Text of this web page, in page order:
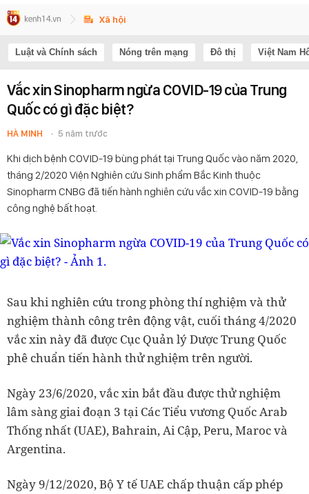
Xã hội
Luật và Chính sách Nóng trên mạng Đô thị Việt Nam
Vắc xin Sinopharm ngừa COVID-19 của Trung
Quốc có gì đặc biệt?
HÀ MINH 5 năm trước
Khi dịch bệnh COVID-19 bùng phát tại Trung Quốc vào năm 2020,
tháng 2/2020 Viện Nghiên cứu Sinh phẩm Bắc Kinh thuộc
Sinopharm CNBG đã tiến hành nghiên cứu vắc xin COVID-19 bằng
công nghệ bất hoạt.
Sau khi nghiên cứu trong phòng thí nghiệm và thử
nghiệm thành công trên động vật, cuối tháng 4/2020
vắc xin này đã được Cục Quản lý Dược Trung Quốc
phê chuẩn tiến hành thử nghiệm trên người.
Ngày 23/6/2020, vắc xin bắt đầu được thử nghiệm
lâm sàng giai đoạn 3 tại Các Tiểu vương Quốc Arab
Thống nhất (UAE), Bahrain, Ai Cập, Peru, Maroc và
Argentina.
Ngày 9/12/2020, Bộ Y tế UAE chấp thuận cấp phép